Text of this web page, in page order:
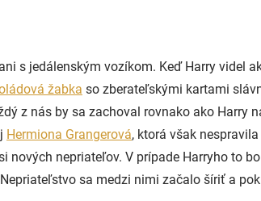
s jedálenským vozíkom. Keď Harry videl
žabka so zberateľskými kartami
z nás by sa zachoval rovnako ako Harry
Hermiona Grangerová, ktorá však
nepriateľov. V prípade Harryho to
sa medzi nimi začalo šíriť a